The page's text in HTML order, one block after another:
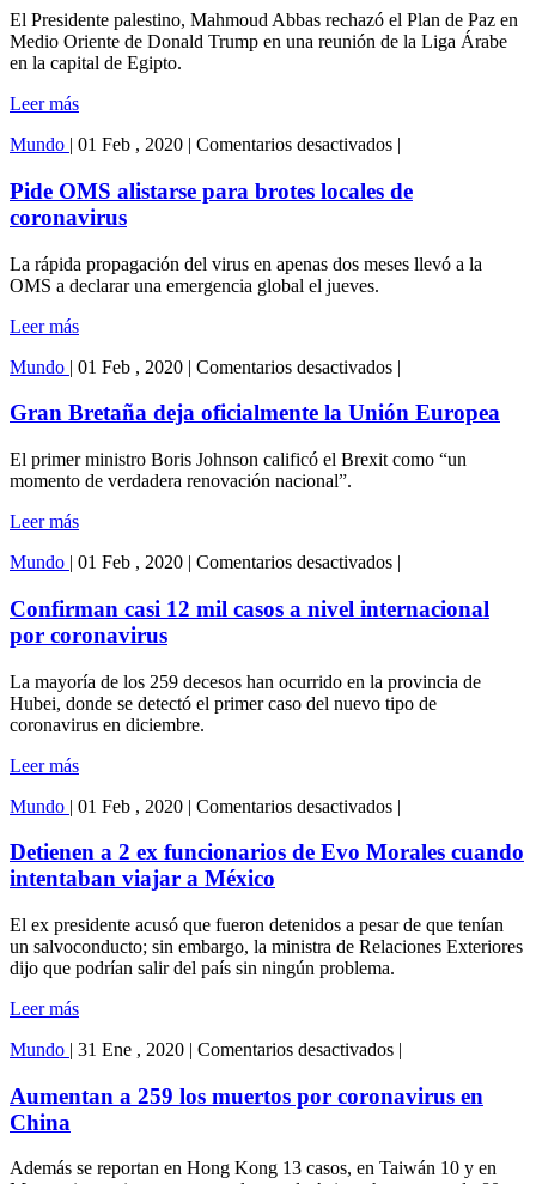
palestina
con
El Presidente palestino, Mahmoud Abbas rechazó el Plan de Paz en
Medio Oriente de Donald Trump en una reunión de la Liga Árabe
en la capital de Egipto.
Leer más
Mundo | 01 Feb , 2020 | Comentarios desactivadosen
OMS
alistarse
locales
|
Pide OMS alistarse para brotes locales de
coronavirus
La rápida propagación del virus en apenas dos meses llevó a la
OMS a declarar una emergencia global el jueves.
Leer más
Mundo | 01 Feb , 2020 | Comentarios desactivadosen
Bretaña
oficialmente
|
Gran Bretaña deja oficialmente la Unión Europea
El primer ministro Boris Johnson calificó el Brexit como “un
momento de verdadera renovación nacional”.
Leer más
Mundo | 01 Feb , 2020 | Comentarios desactivadosen
casi
12
a
nivel
|
Confirman casi 12 mil casos a nivel internacional
por coronavirus
La mayoría de los 259 decesos han ocurrido en la provincia de
Hubei, donde se detectó el primer caso del nuevo tipo de
coronavirus en diciembre.
Leer más
Mundo | 01 Feb , 2020 | Comentarios desactivadosen
a
funcionarios
de
Evo
Morales
viajar
México
|
Detienen a 2 ex funcionarios de Evo Morales cuando
intentaban viajar a México
El ex presidente acusó que fueron detenidos a pesar de que tenían
un salvoconducto; sin embargo, la ministra de Relaciones Exteriores
dijo que podrían salir del país sin ningún problema.
Leer más
Mundo | 31 Ene , 2020 | Comentarios desactivadosen
a
259
muertos
por
|
Aumentan a 259 los muertos por coronavirus en
China
Además se reportan en Hong Kong 13 casos, en Taiwán 10 y en